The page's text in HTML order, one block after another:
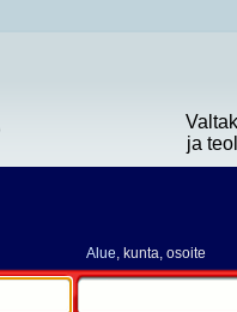
ja
Alue, kunta, osoite